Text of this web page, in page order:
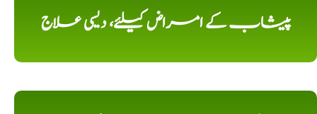
پیشاب کے امراض کیلئے، دیسی علاج